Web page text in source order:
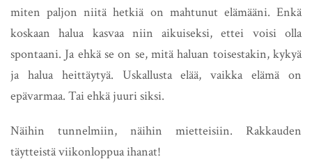
miten paljon niitä hetkiä on mahtunut elämääni. Enkä
koskaan halua kasvaa niin aikuiseksi, ettei voisi olla
spontaani. Ja ehkä se on se, mitä haluan toisestakin, kykyä
ja halua heittäytyä. Uskallusta elää, vaikka elämä on
epävarmaa. Tai ehkä juuri siksi.
Näihin tunnelmiin, näihin mietteisiin. Rakkauden
täytteistä viikonloppua ihanat!